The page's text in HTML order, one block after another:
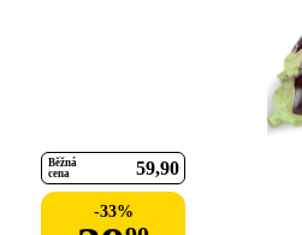
Běžná
cena
59 90
-33%